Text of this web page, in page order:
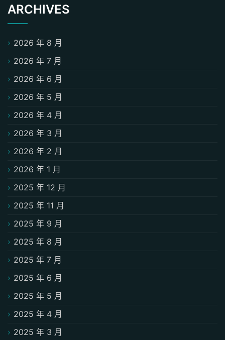
ARCHIVES
2026 年 8 月
2026 年 7 月
2026 年 6 月
2026 年 5 月
2026 年 4 月
2026 年 3 月
2026 年 2 月
2026 年 1 月
2025 年 12 月
2025 年 11 月
2025 年 9 月
2025 年 8 月
2025 年 7 月
2025 年 6 月
2025 年 5 月
2025 年 4 月
2025 年 3 月